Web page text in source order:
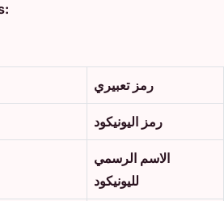
:revolving_hearts:
رمز تعبيري
رمز اليونيكود
الاسم الرسمي
لليونيكود